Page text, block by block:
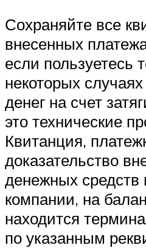
Сохраняйте все
внесенных
если пользуетесь
некоторых
денег на счет
это технические
Квитанция,
доказательство
денежных средств
компании, на
находится
по указанным